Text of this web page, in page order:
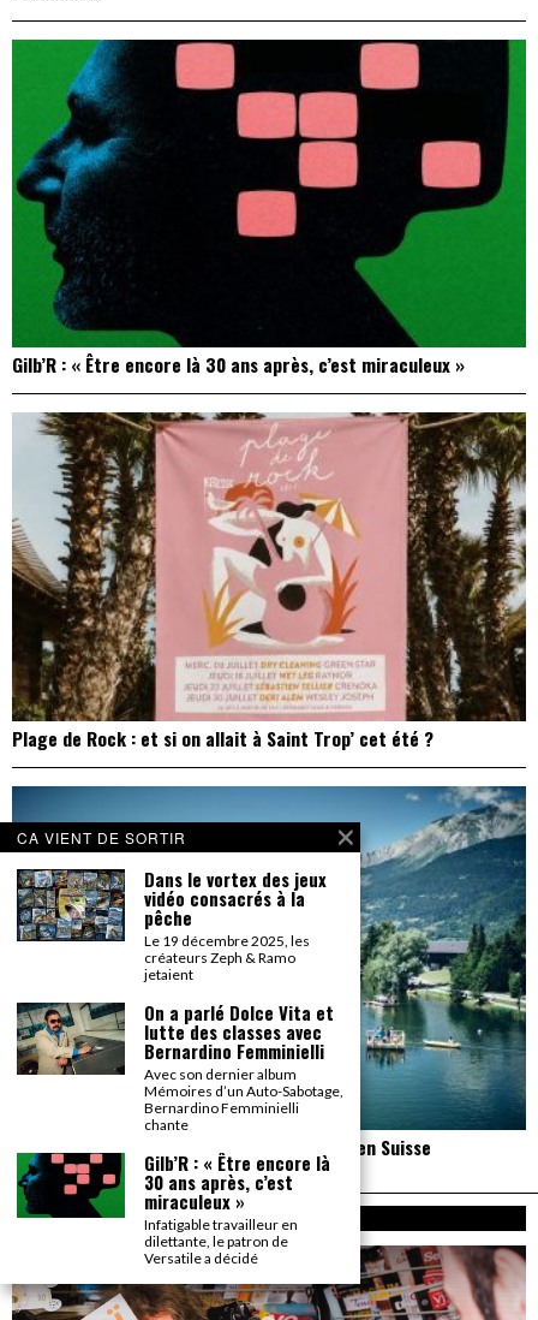
Gilb’R : « Être encore là 30 ans après, c’est miraculeux »
Plage de Rock : et si on allait à Saint Trop’ cet été ?
Un reportage pas neutre au PALP Festival, en Suisse
A PROPOS
CA VIENT DE SORTIR
Dans le vortex des jeux
vidéo consacrés à la
pêche
Le 19 décembre 2025, les
créateurs Zeph & Ramo
jetaient
On a parlé Dolce Vita et
lutte des classes avec
Bernardino Femminielli
Avec son dernier album
Mémoires d’un Auto-Sabotage,
Bernardino Femminielli
chante
Gilb’R : « Être encore là
30 ans après, c’est
miraculeux »
Infatigable travailleur en
dilettante, le patron de
Versatile a décidé